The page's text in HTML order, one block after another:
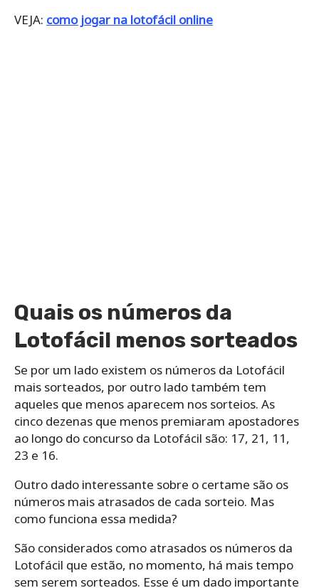
VEJA: como jogar na lotofácil online
Quais os números da
Lotofácil menos sorteados
Se por um lado existem os números da Lotofácil
mais sorteados, por outro lado também tem
aqueles que menos aparecem nos sorteios. As
cinco dezenas que menos premiaram apostadores
ao longo do concurso da Lotofácil são: 17, 21, 11,
23 e 16.
Outro dado interessante sobre o certame são os
números mais atrasados de cada sorteio. Mas
como funciona essa medida?
São considerados como atrasados os números da
Lotofácil que estão, no momento, há mais tempo
sem serem sorteados. Esse é um dado importante